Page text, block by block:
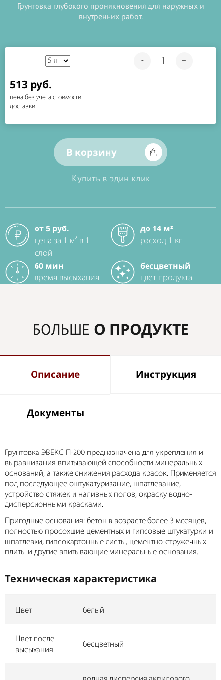
Грунтовка глубокого проникновения для наружных и
внутренних работ.
- +
513 руб.
цена без учета стоимости
доставки
В корзину
Купить в один клик
от 5 руб.
цена за 1 м² в 1
слой
до 14 м²
расход 1 кг
60 мин
время высыхания
бесцветный
цвет продукта
БОЛЬШЕ О ПРОДУКТЕ
Описание Инструкция
Документы
Грунтовка ЭВЕКС П-200 предназначена для укрепления и
выравнивания впитывающей способности минеральных
оснований, а также снижения расхода красок. Применяется
под последующее оштукатуривание, шпатлевание,
устройство стяжек и наливных полов, окраску водно-
дисперсионными красками.
Пригодные основания: бетон в возрасте более 3 месяцев,
полностью просохшие цементных и гипсовые штукатурки и
шпатлевки, гипсокартонные листы, цементно-стружечных
плиты и другие впитывающие минеральные основания.
Техническая характеристика
Цвет белый
Цвет после
высыхания
бесцветный